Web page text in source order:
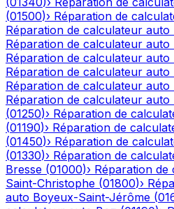
(01500)› Réparation de
Réparation de calculateur auto
Réparation de calculateur auto
Réparation de calculateur auto
Réparation de calculateur auto
Réparation de calculateur auto
Réparation de calculateur auto
(01250)› Réparation de
(01190)› Réparation de
(01450)› Réparation de
(01330)› Réparation de
Bresse (01000)› Réparation
Saint-Christophe (01800)›
auto Boyeux-Saint-Jérôme (